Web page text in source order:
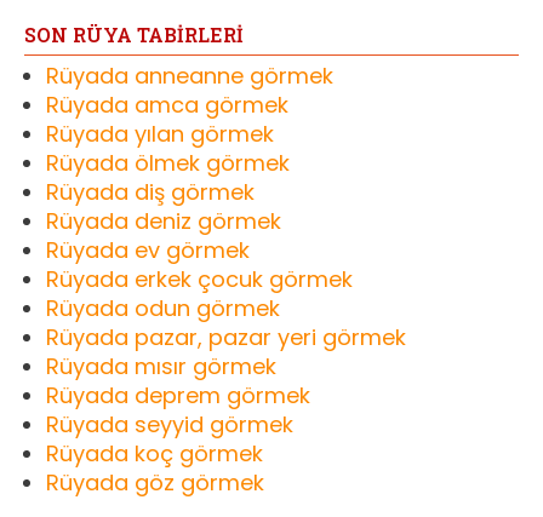
SON RÜYA TABİRLERİ
Rüyada anneanne görmek
Rüyada amca görmek
Rüyada yılan görmek
Rüyada ölmek görmek
Rüyada diş görmek
Rüyada deniz görmek
Rüyada ev görmek
Rüyada erkek çocuk görmek
Rüyada odun görmek
Rüyada pazar, pazar yeri görmek
Rüyada mısır görmek
Rüyada deprem görmek
Rüyada seyyid görmek
Rüyada koç görmek
Rüyada göz görmek